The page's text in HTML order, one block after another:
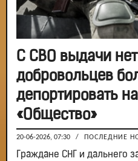
С СВО выдачи
добровольцев
депортировать
«Общество»
20-06-2026, 07:30 / ПОСЛЕДНИЕ
Граждане СНГ и дальнего